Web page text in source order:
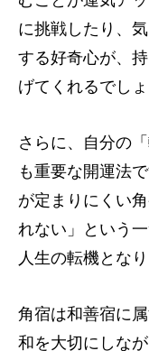
に挑戦したり、
する好奇心が、
げてくれるでしょ
さらに、自分の
も重要な開運法
が定まりにくい
れない」という
人生の転機となり
角宿は和善宿に
和を大切にしな